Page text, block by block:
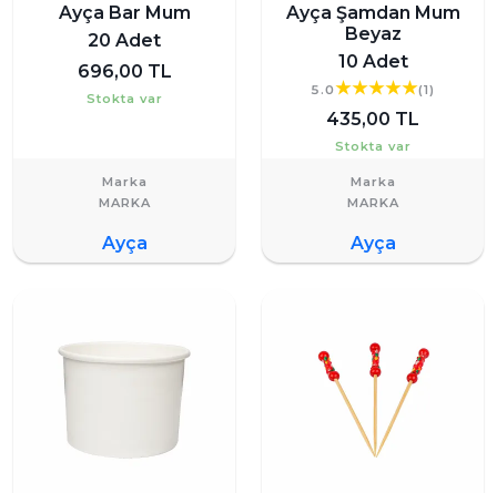
Ayça Bar Mum
20 Adet
696,00 TL
Stokta var
Marka
Ayça
Ayça Şamdan Mum
Beyaz
10 Adet
5.0 (1)
435,00 TL
Stokta var
Marka
Ayça